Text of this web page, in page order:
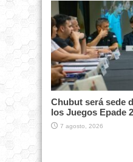
Chubut será sede
los Juegos Epade
7 agosto, 2026